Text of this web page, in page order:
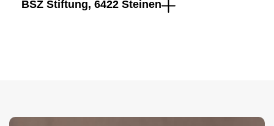
BSZ Stiftung, 6422 Steinen